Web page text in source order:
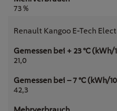
73 %
Renault Kangoo E-Tech
21,0
42,3